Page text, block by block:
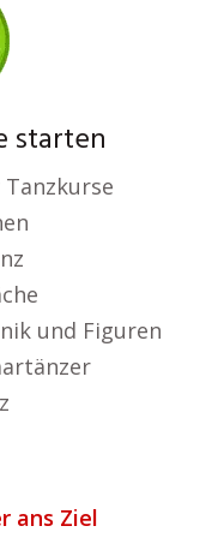
starten
und Figuren
ans Ziel